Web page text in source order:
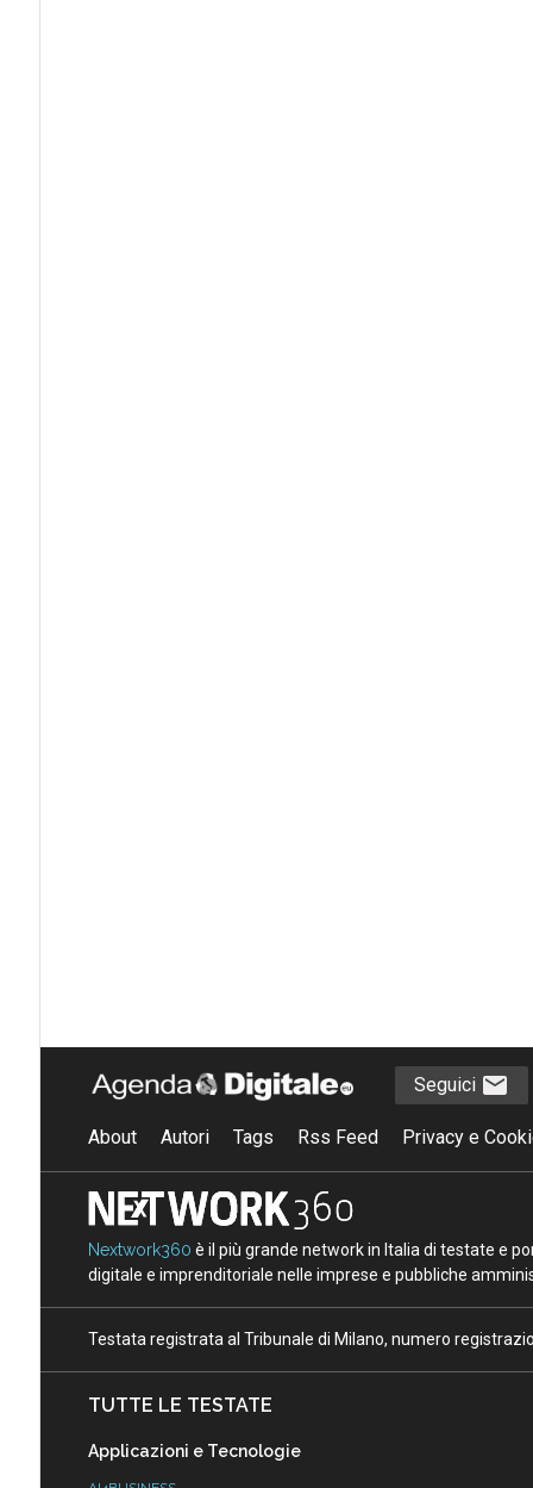
Seguici
About Autori Tags Rss Feed Privacy e
Nextwork360 è il più grande network in Italia di testate e
digitale e imprenditoriale nelle imprese e pubbliche
Testata registrata al Tribunale di Milano, numero
TUTTE LE TESTATE
Applicazioni e Tecnologie